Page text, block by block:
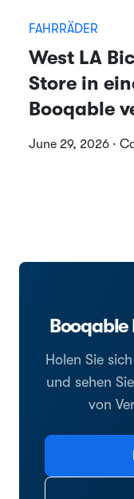
FAHRRÄDER
West LA
Store in
Booqable
June 29, 2026 ·
Booqable
Holen Sie
und sehen
von